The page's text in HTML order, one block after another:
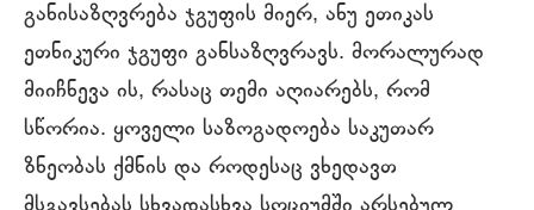
განისაზღვრება ჯგუფის მიერ, ანუ ეთიკას
ეთნიკური ჯგუფი განსაზღვრავს. მორალურად
მიიჩნევა ის, რასაც თემი აღიარებს, რომ
სწორია. ყოველი საზოგადოება საკუთარ
ზნეობას ქმნის და როდესაც ვხედავთ